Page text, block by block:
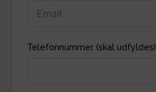
Telefonnummer (skal udfyldes)